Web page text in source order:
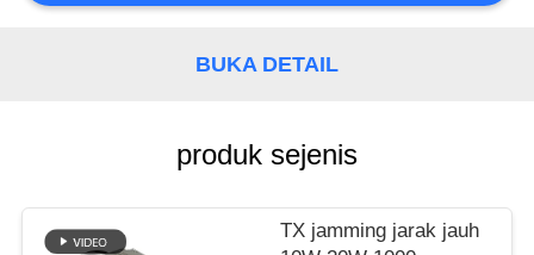
BLOG
PENAWARAN
BUKA DETAIL
produk sejenis
TX jamming jarak jauh